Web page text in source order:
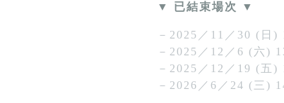
▼ 已結束場次 ▼
－2025／11／30 (日
－2025／12／6 (六)
－2025／12／19 (五
－2026／6／24 (三)